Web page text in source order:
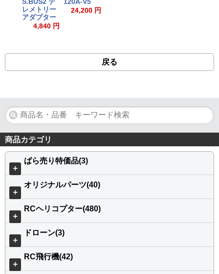
レメトリー
アダプター
4,840 円
120A-V5
24,200 円
戻る
商品カテゴリ
＋
ばら売り特価品(3)
＋
オリジナルパーツ(40)
＋
RCヘリコプター(480)
＋
ドローン(3)
＋
RC飛行機(42)